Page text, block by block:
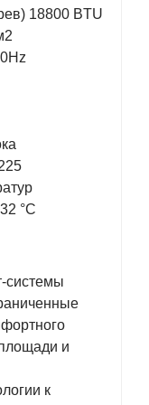
18800 BTU
°C
системы
и
к